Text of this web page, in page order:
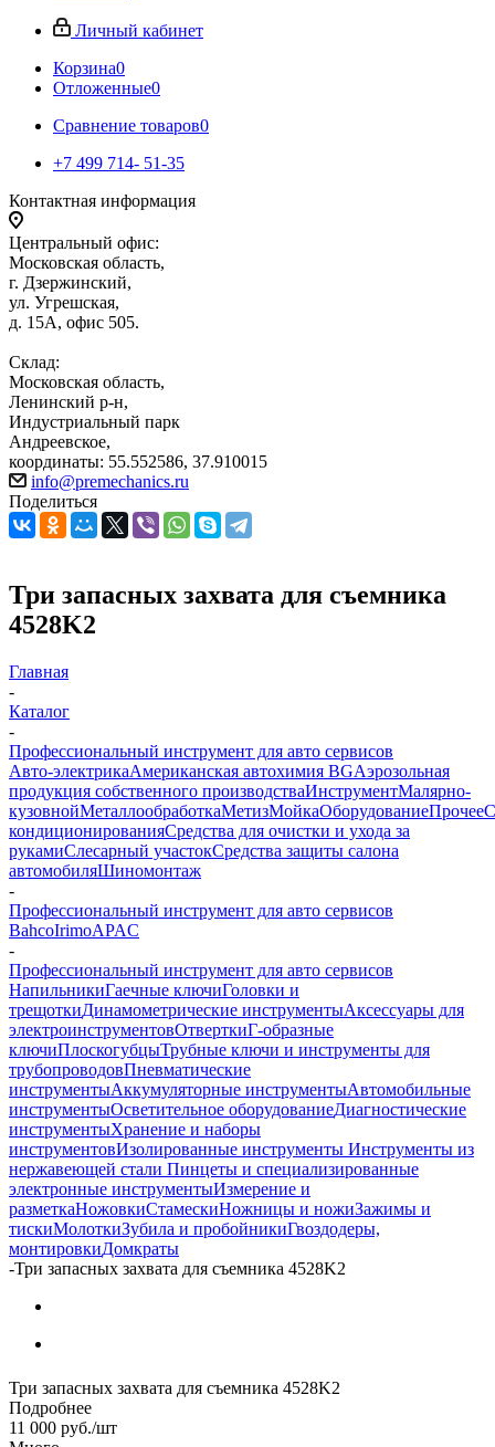
Личный кабинет
Корзина0
Отложенные0
Сравнение товаров0
+7 499 714- 51-35
Контактная информация
Центральный офис:
Московская область,
г. Дзержинский,
ул. Угрешская,
д. 15А, офис 505.
Склад:
Московская область,
Ленинский р-н,
Индустриальный парк
Андреевское,
координаты: 55.552586, 37.910015
info@premechanics.ru
Поделиться
Три запасных захвата для съемника
4528K2
Главная
-
Каталог
-
Профессиональный инструмент для авто сервисов
Авто-электрикаАмериканская автохимия BGАэрозольная
продукция собственного производстваИнструментМалярно-
кузовнойМеталлообработкаМетизМойкаОборудованиеПрочее
кондиционированияСредства для очистки и ухода за
рукамиСлесарный участокСредства защиты салона
автомобиляШиномонтаж
-
Профессиональный инструмент для авто сервисов
BahcoIrimoAPAC
-
Профессиональный инструмент для авто сервисов
НапильникиГаечные ключиГоловки и
трещоткиДинамометрические инструментыАксессуары для
электроинструментовОтверткиГ-образные
ключиПлоскогубцыТрубные ключи и инструменты для
трубопроводовПневматические
инструментыАккумуляторные инструментыАвтомобильные
инструментыОсветительное оборудованиеДиагностические
инструментыХранение и наборы
инструментовИзолированные инструменты Инструменты из
нержавеющей стали Пинцеты и специализированные
электронные инструментыИзмерение и
разметкаНожовкиСтамескиНожницы и ножиЗажимы и
тискиМолоткиЗубила и пробойникиГвоздодеры,
монтировкиДомкраты
-Три запасных захвата для съемника 4528K2
Три запасных захвата для съемника 4528K2
Подробнее
11 000 руб./шт